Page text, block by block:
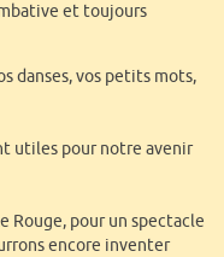
et toujours
danses, vos petits mots,
utiles pour notre avenir
Rouge, pour un spectacle
encore inventer